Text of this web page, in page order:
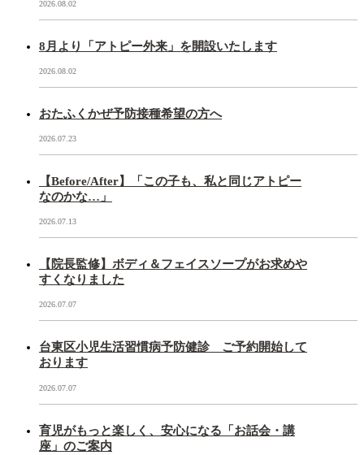
2026.08.02
8月より「アトピー外来」を開設いたします
2026.08.02
おたふくかぜ予防接種希望の方へ
2026.07.23
【Before/After】「この子も、私と同じアトピー
なのかな…」
2026.07.13
【院長監修】ボディ＆フェイスソープがお求めや
すくなりました
2026.07.07
台東区小児生活習慣病予防健診 ご予約開始して
おります
2026.07.07
育児がもっと楽しく、安心になる「お話会・講
座」のご案内